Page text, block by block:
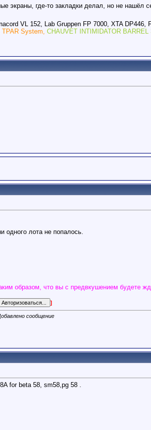
экраны, где-то закладки делал, но не нашёл
VL 152, Lab Gruppen FP 7000, XTA
System, CHAUVET INTIMIDATOR
одного лота не попалось.
образом, что вы с предвкушением будете
]
сообщение
for beta 58, sm58,pg 58 .